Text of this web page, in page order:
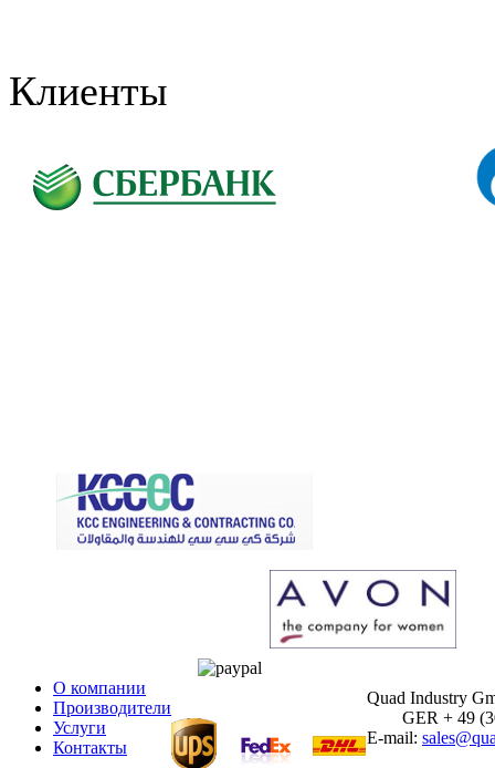
Клиенты
О компании
Производители
Услуги
Контакты
Quad Industry
GER + 49
E-mail: